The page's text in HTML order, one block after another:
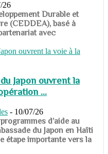
26
Durable et
(CEDDEA), basé à
avec
Japon ouvrent la
...
- 10/07/26
d’aide au
du Japon en Haïti
étape importante vers la